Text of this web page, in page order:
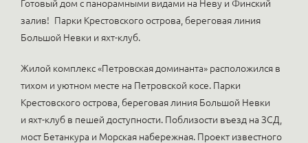
Готовый дом с панорамными видами на Неву и Финский
залив! Парки Крестовского острова, береговая линия
Большой Невки и яхт-клуб.
Жилой комплекс «Петровская доминанта» расположился в
тихом и уютном месте на Петровской косе. Парки
Крестовского острова, береговая линия Большой Невки
и яхт-клуб в пешей доступности. Поблизости въезд на ЗСД,
мост Бетанкура и Морская набережная. Проект известного